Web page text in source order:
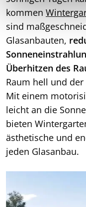
kommen
sind
Glasanbauten,
Überhitzen des
Raum hell und
Mit einem
leicht an die
bieten
ästhetische und
jeden Glasanbau.